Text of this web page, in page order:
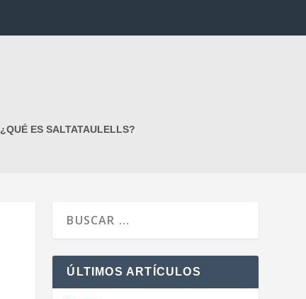
¿QUÉ ES SALTATAULELLS?
ÚLTIMOS ARTÍCULOS